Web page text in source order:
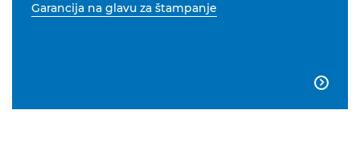
Garancija na glavu za štampanje
